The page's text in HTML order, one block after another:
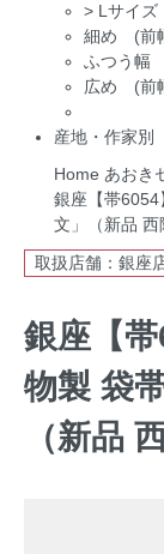
> Lサイ
細め (前
ふつう幅
広め (前
産地・作家別
Home あおき
銀座【帯6054
文」（新品 西
取扱店舗：銀座
銀座【
物製 袋
（新品